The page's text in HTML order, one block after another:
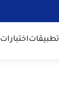
تطبيقاتاختبارات